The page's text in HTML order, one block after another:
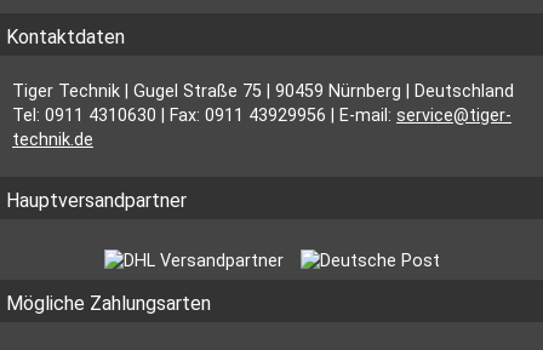
Kontaktdaten
Tiger Technik | Gugel Straße 75 | 90459 Nürnberg | Deutschland
Tel: 0911 4310630 | Fax: 0911 43929956 | E-mail: service@tiger-
technik.de
Hauptversandpartner
Mögliche Zahlungsarten